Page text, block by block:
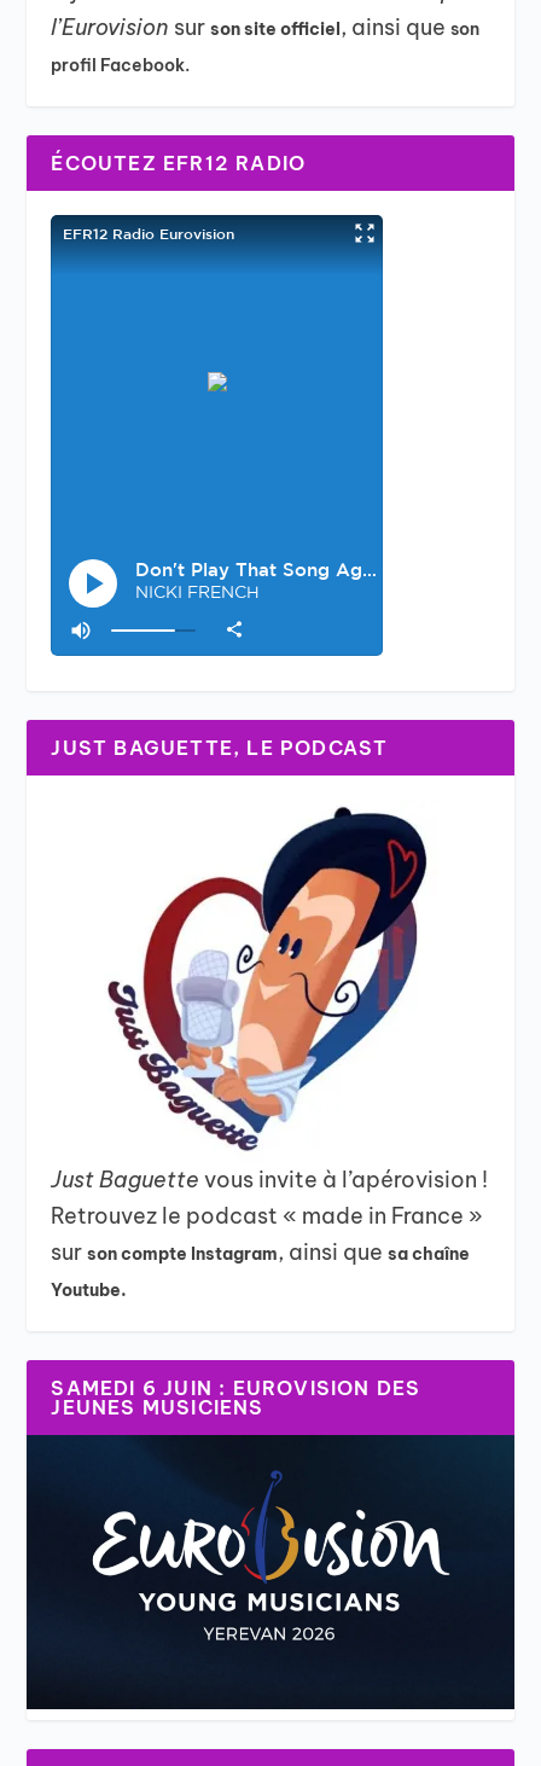
l’Eurovision surson site officiel, ainsi queson
profil Facebook.
ÉCOUTEZ EFR12 RADIO
JUST BAGUETTE, LE PODCAST
Just Baguettevous invite à l’apérovision !
Retrouvez le podcast « made in France »
surson compte Instagram, ainsi quesa chaîne
Youtube.
SAMEDI 6 JUIN : EUROVISION DES
JEUNES MUSICIENS